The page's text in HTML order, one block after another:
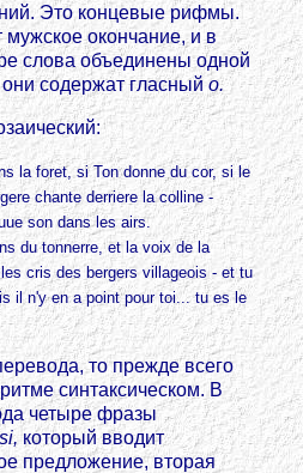
Это концевые рифмы.
окончание, и в
слова объединены одной
содержат гласный о.
la foret, si Ton donne du cor, si le
chante derriere la colline -
son dans les airs.
du tonnerre, et la voix de la
cris des bergers villageois - et tu
il n'y en a point pour toi... tu es le
то прежде всего
синтаксическом. В
четыре фразы
si, который вводит
предложение, вторая